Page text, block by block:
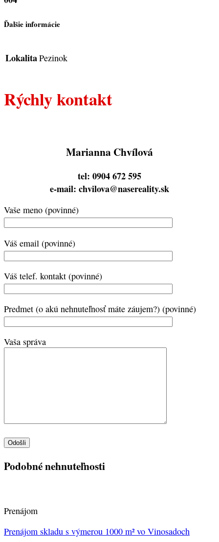
Ďalšie informácie
LokalitaPezinok
Rýchly kontakt
Marianna Chvílová
tel: 0904 672 595
e-mail: chvilova@nasereality.sk
Vaše meno (povinné)
Váš email (povinné)
Váš telef. kontakt (povinné)
Predmet (o akú nehnuteľnosť máte záujem?) (povinné)
Vaša správa
Podobné nehnuteľnosti
Prenájom
Prenájom skladu s výmerou 1000 m² vo Vinosadoch